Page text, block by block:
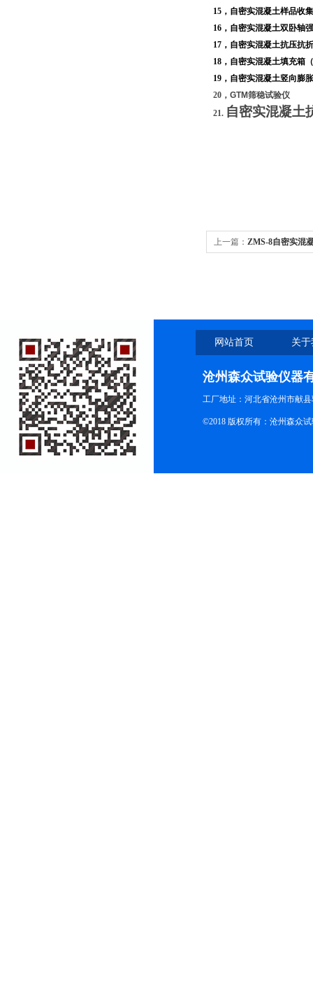
15 ，自密实混凝土样品收
16 ，自密实混凝土双卧轴
17 ，自密实混凝土抗压抗
18 ，自密实混凝土填充箱（
19 ，自密实混凝土竖向膨
20 ， GTM筛稳试验仪
21. 自密实混凝土
上一篇： ZMS-8自密实混
网站首页 关
沧州森众试验仪器
工厂地址：河北省沧州市献
©2018 版权所有：沧州森众